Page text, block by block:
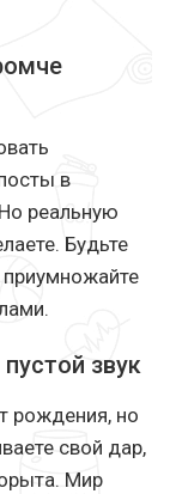
в
реальную
Будьте
звук
рождения, но
свой дар,
Мир